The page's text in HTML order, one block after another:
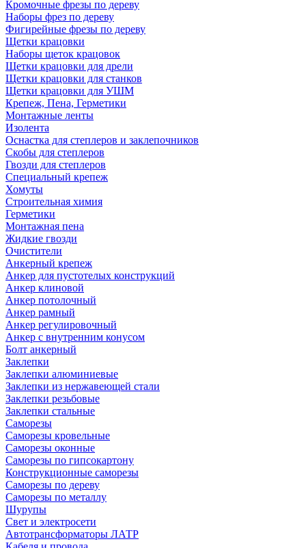
Кромочные фрезы по дереву
Наборы фрез по дереву
Фигирейные фрезы по дереву
Щетки крацовки
Наборы щеток крацовок
Щетки крацовки для дрели
Щетки крацовки для станков
Щетки крацовки для УШМ
Крепеж, Пена, Герметики
Монтажные ленты
Изолента
Оснастка для степлеров и заклепочников
Скобы для степлеров
Гвозди для степлеров
Специальный крепеж
Хомуты
Строительная химия
Герметики
Монтажная пена
Жидкие гвозди
Очистители
Анкерный крепеж
Анкер для пустотелых конструкций
Анкер клиновой
Анкер потолочный
Анкер рамный
Анкер регулировочный
Анкер с внутренним конусом
Болт анкерный
Заклепки
Заклепки алюминиевые
Заклепки из нержавеющей стали
Заклепки резьбовые
Заклепки стальные
Саморезы
Саморезы кровельные
Саморезы оконные
Саморезы по гипсокартону
Конструкционные саморезы
Саморезы по дереву
Саморезы по металлу
Шурупы
Свет и электросети
Автотрансформаторы ЛАТР